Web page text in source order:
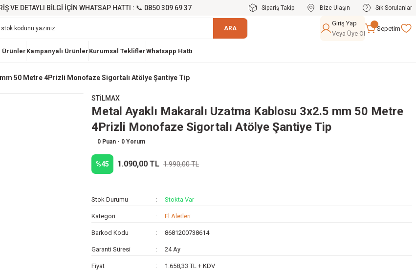
VE DETAYLI BİLGİ İÇİN WHATSAP HATTI : 📞 0850 309 69 37 Sipariş Takip Bize Ulaşın Sık Sorulanlar
ARA
Giriş Yap
Veya Üye Ol
Sepetim
ÜrünlerKampanyalı Ürünler Kurumsal TekliflerWhatsapp Hattı
50 Metre 4Prizli Monofaze Sigortalı Atölye Şantiye Tip
STİLMAX
Metal Ayaklı Makaralı Uzatma Kablosu 3x2.5 mm 50 Metre
4Prizli Monofaze Sigortalı Atölye Şantiye Tip
0 Puan - 0 Yorum
%45 1.090,00 TL 1.990,00 TL
Stok Durumu Stokta Var
Kategori El Aletleri
Barkod Kodu 8681200738614
Garanti Süresi 24 Ay
Fiyat 1.658,33 TL + KDV